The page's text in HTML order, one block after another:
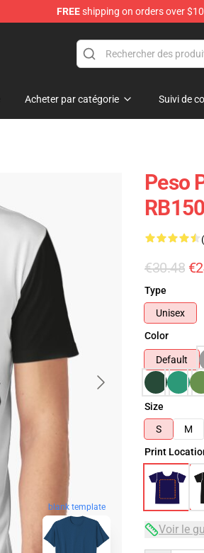
FREEshipping on orders over
Acheter par catégorie Suivi de
blank template
Peso
€30.48
Type
Unisex
Color
Default
Size
S
M
Print
Voir le